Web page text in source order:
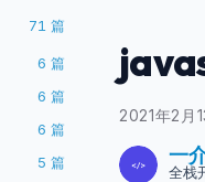
71 篇
6 篇
6 篇
6 篇
5 篇
2021年2月
一
全栈